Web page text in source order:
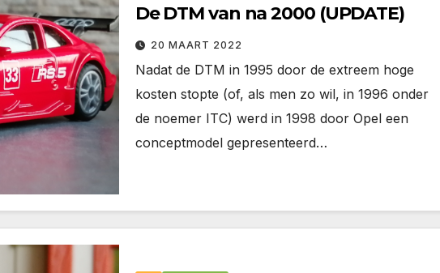
De DTM van na 2000 (UPDATE)
20 MAART 2022
Nadat de DTM in 1995 door de extreem hoge
kosten stopte (of, als men zo wil, in 1996 onder
de noemer ITC) werd in 1998 door Opel een
conceptmodel gepresenteerd…